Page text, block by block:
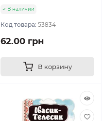
В наличии
Код товара: 53834
62.00 грн
В корзину